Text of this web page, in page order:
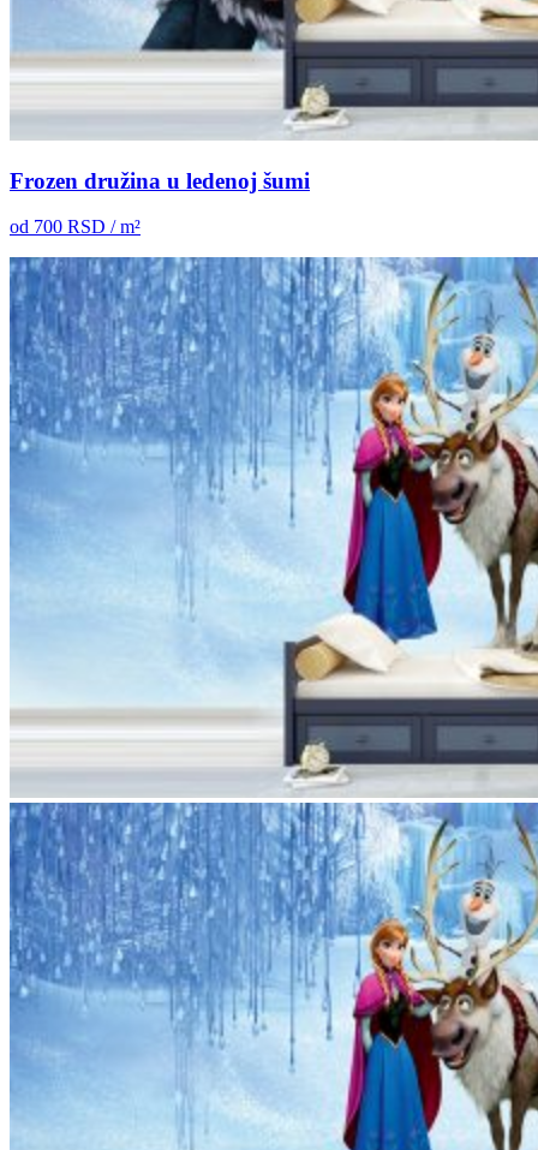
Frozen družina u ledenoj šumi
od 700 RSD / m²